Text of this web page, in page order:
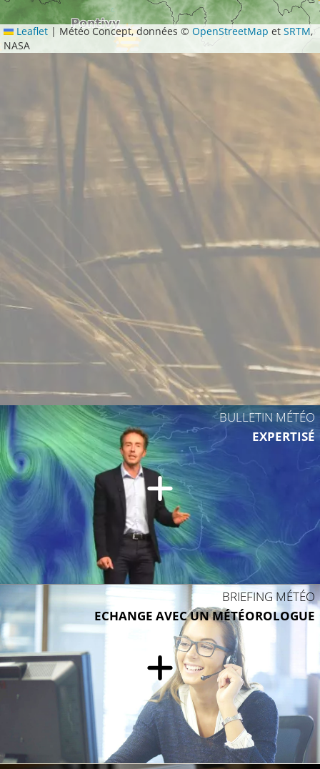
21°C
Leaflet | Météo Concept, données ©OpenStreetMap etSRTM,
NASA
BULLETIN MÉTÉO
EXPERTISÉ
BRIEFING MÉTÉO
ECHANGE AVEC UN MÉTÉOROLOGUE